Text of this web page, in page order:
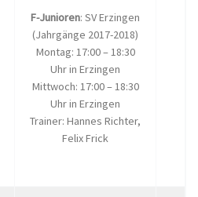
F-Junioren: SV Erzingen
(Jahrgänge 2017-2018)
Montag: 17:00 – 18:30
Uhr in Erzingen
Mittwoch: 17:00 – 18:30
Uhr in Erzingen
Trainer: Hannes Richter,
Felix Frick